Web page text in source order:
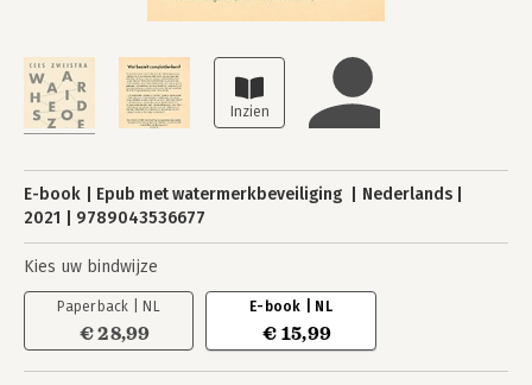
E-book Epub met watermerkbeveiliging
Nederlands
2021
9789043536677
Kies uw bindwijze
Paperback | NL
€ 28,99
E-book | NL
€ 15,99